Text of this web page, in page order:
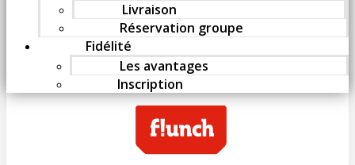
Livraison
Réservation groupe
Fidélité
Les avantages
Inscription